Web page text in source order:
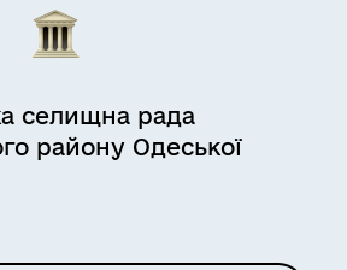
селищна рада
району Одеської